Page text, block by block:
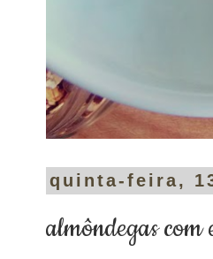
quinta-feira,
almôndegas com